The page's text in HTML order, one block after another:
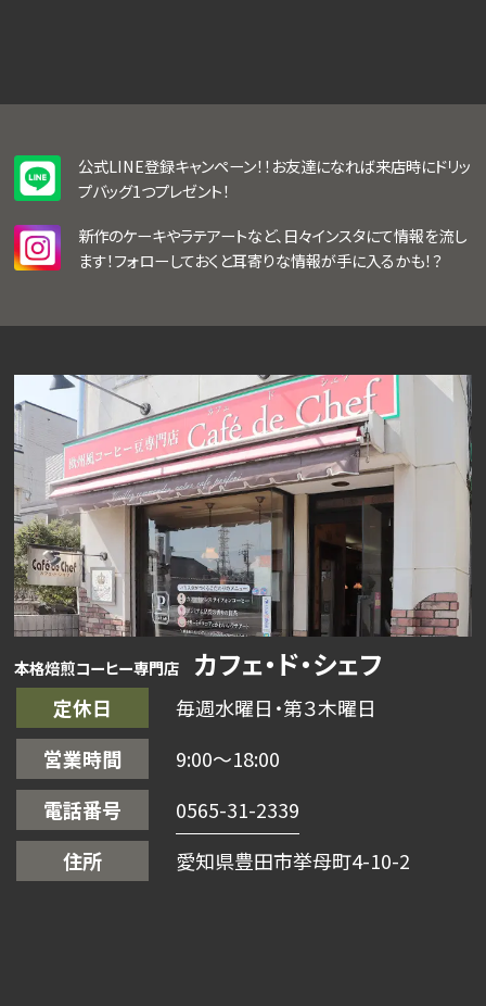
公式LINE登録キャンペーン！！お友達になれば来店時にドリッ
プバッグ1つプレゼント！
新作のケーキやラテアートなど、日々インスタにて情報を流し
ます！フォローしておくと耳寄りな情報が手に入るかも！？
本格焙煎コーヒー専門店 カフェ・ド・シェフ
定休日
毎週水曜日・第３木曜日
営業時間
9:00〜18:00
電話番号
0565-31-2339
住所
愛知県豊田市挙母町4-10-2